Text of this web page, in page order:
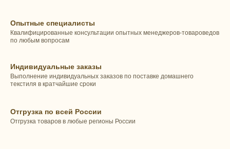
Опытные специалисты
Квалифицированные консультации опытных менеджеров-товароведов
по любым вопросам
Индивидуальные заказы
Выполнение индивидуальных заказов по поставке домашнего
текстиля в кратчайшие сроки
Отгрузка по всей России
Отгрузка товаров в любые регионы России